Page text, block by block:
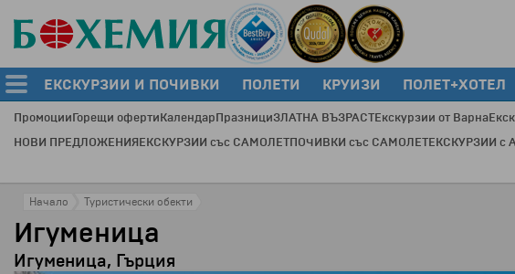
ЕКСКУРЗИИ И ПОЧИВКИ ПОЛЕТИ КРУИЗИ ПОЛЕТ+ХОТЕЛ
ПромоцииГорещи офертиКалендарПразнициЗЛАТНА ВЪЗРАСТЕкскурзии от Варна
НОВИ ПРЕДЛОЖЕНИЯЕКСКУРЗИИ със САМОЛЕТПОЧИВКИ със САМОЛЕТЕКСКУРЗИИ с
Начало Туристически обекти
Игуменица
Игуменица, Гърция